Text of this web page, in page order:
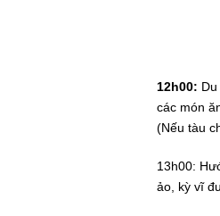
12h00:
các món
(Nếu tàu
13h00:
ảo, kỳ vĩ